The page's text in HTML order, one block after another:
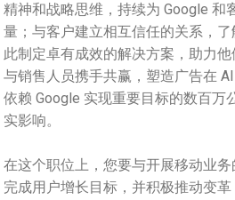
精神和战略思维，持续为 Google 和
量；与客户建立相互信任的关系，
此制定卓有成效的解决方案，助力他
与销售人员携手共赢，塑造广告在
依赖 Google 实现重要目标的数百万
实影响。
在这个职位上，您要与开展移动业
完成用户增长目标，并积极推动变